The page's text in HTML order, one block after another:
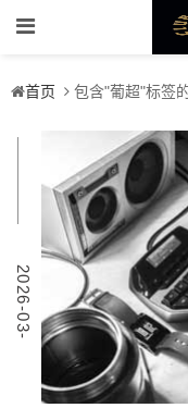
首页 包含"葡超"标签
2
0
2
6
-
0
3
-
0